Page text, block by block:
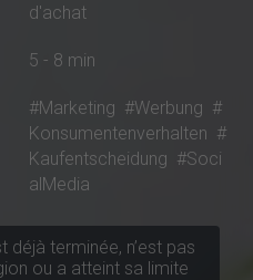
d'achat
5 - 8 min
#Marketing #Werbung #
Konsumentenverhalten #
Kaufentscheidung #Soci
alMedia
déjà terminée, n’est pas
ou a atteint sa limite